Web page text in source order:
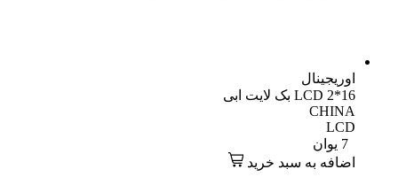
اوریجینال
LCD 2*16 بک لایت ابی
CHINA
LCD
7 یوان
اضافه به سبد خرید